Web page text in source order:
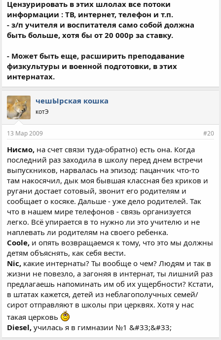
Цензурировать в этих шлолах все потоки
информации : ТВ, интернет, телефон и т.п.
- з/п учителя и воспитателя само собой должна
быть больше, хотя бы от 20 000р за ставку.
- Может быть еще, расширить преподавание
физкультуры и военной подготовки, в этих
интернатах.
чешЫрская кошка
котЭ
13 Мар 2009 #20
Нисмо, на счет связи туда-обратно) есть она. Когда
последний раз заходила в школу перед днем встречи
выпускников, нарвалась на эпизод: пацанчик что-то
там накосячил, дык моя бывшая классная без криков и
ругани достает сотовый, звонит его родителям и
сообщает о косяке. Дальше - уже дело родителей. Так
что в нашем мире телефонов - связь организуется
легко. Всё упирается в то нужно ли это учителю и не
наплевать ли родителям на своего ребенка.
Coole, и опять возвращаемся к тому, что это мы должны
детям объяснять, как себя вести.
Nic, какие интернаты? Ты вообще о чем? Людям и так в
жизни не повезло, а загоняя в интернат, ты лишний раз
предлагаешь напоминать им об их ущербности? Кстати,
в штатах кажется, детей из неблагополучных семей/
сирот отправляют в школы при церквях. Хотя у нас
такая церковь
Diesel,училась я в гимназии №1 &#33;&#33;